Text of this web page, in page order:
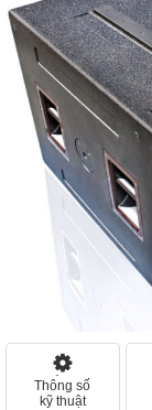
Thông số
kỹ thuật